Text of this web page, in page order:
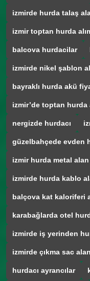
izmirde hurda talaş
izmir toptan hurda
balcova hurdacilar
izmirde nikel şablon
bayraklı hurda akü
izmir’de toptan hurda
nergizde hurdacı
güzelbahçede evden
izmir hurda metal alan
izmirde hurda kablo
balçova kat kaloriferi
karabağlarda otel
izmirde iş yerinden
izmirde çıkma sac alan
hurdacı ayrancılar